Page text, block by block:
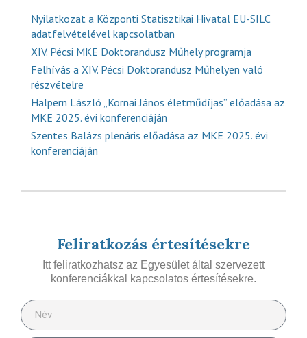
Nyilatkozat a Központi Statisztikai Hivatal EU-SILC
adatfelvételével kapcsolatban
XIV. Pécsi MKE Doktorandusz Műhely programja
Felhívás a XIV. Pécsi Doktorandusz Műhelyen való
részvételre
Halpern László „Kornai János életműdíjas” előadása az
MKE 2025. évi konferenciáján
Szentes Balázs plenáris előadása az MKE 2025. évi
konferenciáján
Feliratkozás értesítésekre
Itt feliratkozhatsz az Egyesület által szervezett
konferenciákkal kapcsolatos értesítésekre.